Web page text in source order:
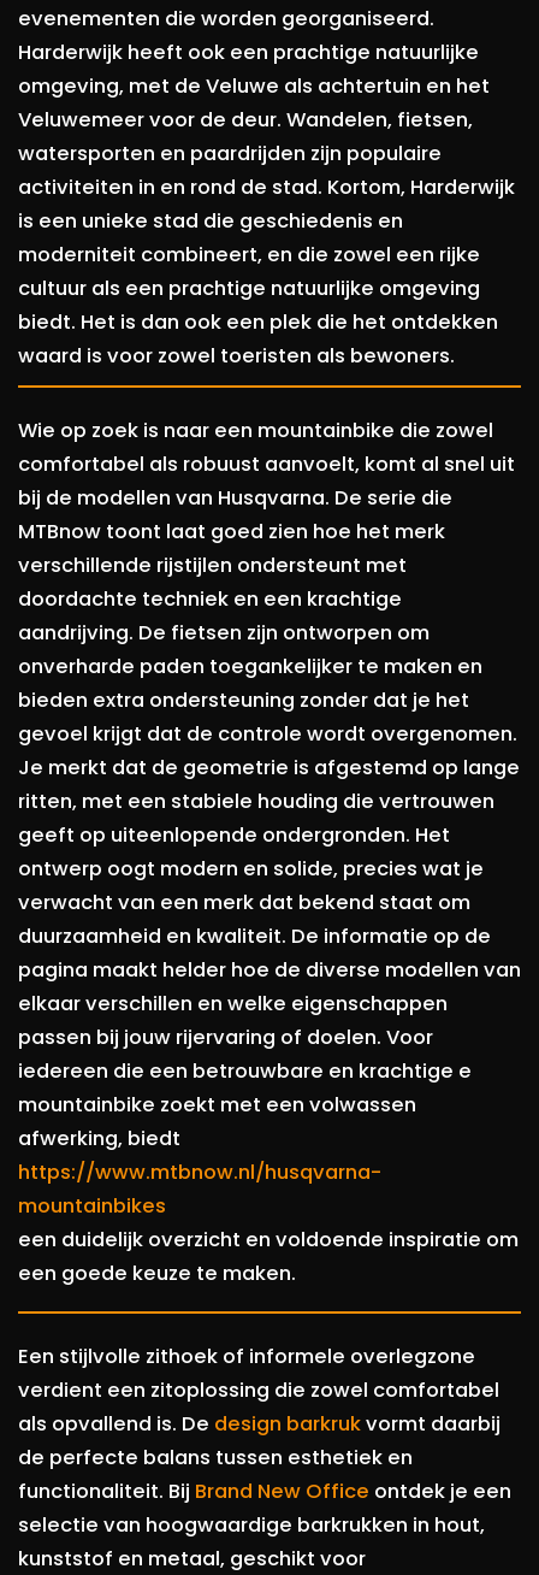
evenementen die worden georganiseerd.
Harderwijk heeft ook een prachtige natuurlijke
omgeving, met de Veluwe als achtertuin en het
Veluwemeer voor de deur. Wandelen, fietsen,
watersporten en paardrijden zijn populaire
activiteiten in en rond de stad. Kortom, Harderwijk
is een unieke stad die geschiedenis en
moderniteit combineert, en die zowel een rijke
cultuur als een prachtige natuurlijke omgeving
biedt. Het is dan ook een plek die het ontdekken
waard is voor zowel toeristen als bewoners.
Wie op zoek is naar een mountainbike die zowel
comfortabel als robuust aanvoelt, komt al snel uit
bij de modellen van Husqvarna. De serie die
MTBnow toont laat goed zien hoe het merk
verschillende rijstijlen ondersteunt met
doordachte techniek en een krachtige
aandrijving. De fietsen zijn ontworpen om
onverharde paden toegankelijker te maken en
bieden extra ondersteuning zonder dat je het
gevoel krijgt dat de controle wordt overgenomen.
Je merkt dat de geometrie is afgestemd op lange
ritten, met een stabiele houding die vertrouwen
geeft op uiteenlopende ondergronden. Het
ontwerp oogt modern en solide, precies wat je
verwacht van een merk dat bekend staat om
duurzaamheid en kwaliteit. De informatie op de
pagina maakt helder hoe de diverse modellen van
elkaar verschillen en welke eigenschappen
passen bij jouw rijervaring of doelen. Voor
iedereen die een betrouwbare en krachtige e
mountainbike zoekt met een volwassen
afwerking, biedt
https://www.mtbnow.nl/husqvarna-
mountainbikes
een duidelijk overzicht en voldoende inspiratie om
een goede keuze te maken.
Een stijlvolle zithoek of informele overlegzone
verdient een zitoplossing die zowel comfortabel
als opvallend is. De design barkrukvormt daarbij
de perfecte balans tussen esthetiek en
functionaliteit. Bij Brand New Office ontdek je een
selectie van hoogwaardige barkrukken in hout,
kunststof en metaal, geschikt voor